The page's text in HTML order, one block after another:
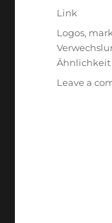
on
Categories
Link
Tags
Logos,
Ähnlichkeit
Leave a